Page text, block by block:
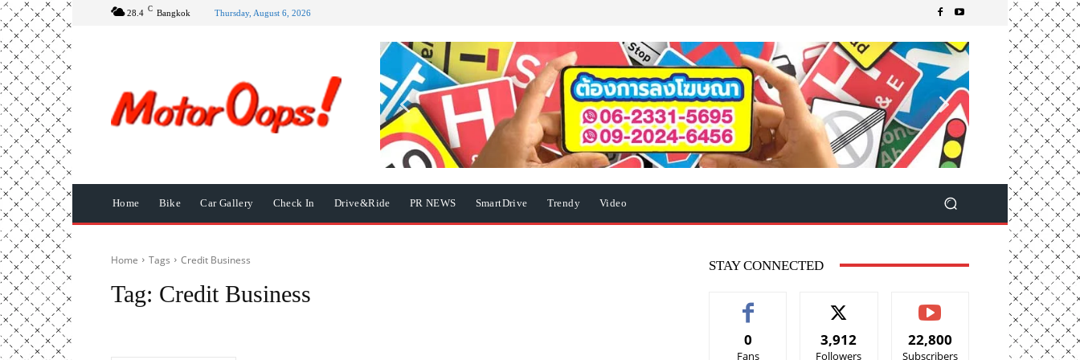
28.4 C Bangkok Thursday, August 6, 2026
Home Bike Car Gallery Check In Drive&Ride PR NEWS SmartDrive Trendy Video
Home Tags Credit Business
Tag: Credit Business
STAY CONNECTED
0
Fans
3,912
Followers
22,800
Subscribers